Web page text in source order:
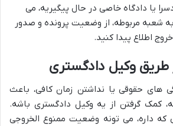
یا دادگاه خاصی در حال پیگیریه، می
به شعبه مربوطه، از وضعیت پرونده و صدور
اطلاع پیدا کنید.
های حقوقی یا نداشتن زمان کافی، باعث
کمک گرفتن از یه وکیل دادگستری باشه.
که داره، می تونه وضعیت ممنوع الخروجی